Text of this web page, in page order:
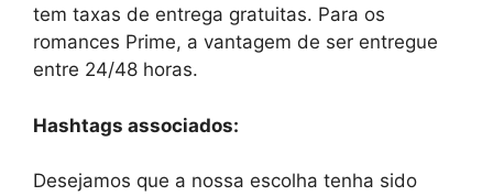
tem taxas de entrega gratuitas. Para os
romances Prime, a vantagem de ser entregue
entre 24/48 horas.
Hashtags associados:
Desejamos que a nossa escolha tenha sido